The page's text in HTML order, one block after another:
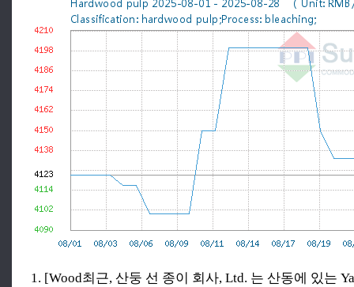
1. [Wood최근, 산둥 선 종이 회사, Ltd. 는 산동에 있는